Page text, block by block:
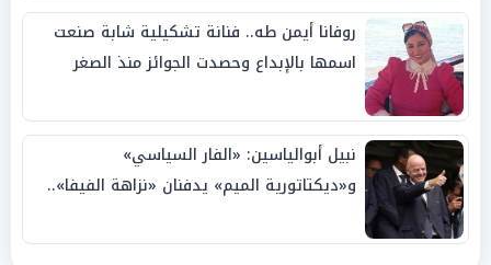
روفانا أيمن طه.. فنانة تشكيلية شابة صنعت
اسمها بالإبداع وحصدت الجوائز منذ الصغر
نبيل أبوالياسين: «الفار السياسي»
و«ديكتاتورية الميم» يدفنان «نزاهة الفيفا»..